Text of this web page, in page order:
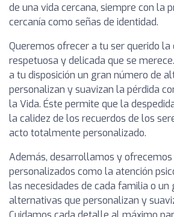
de una vida cercana, siempre con la
cercanía como señas de identidad.
Queremos ofrecer a tu ser querido la
respetuosa y delicada que se
a tu disposición un gran número de
personalizan y suavizan la pérdida
la Vida. Éste permite que la
la calidez de los recuerdos de los
acto totalmente personalizado.
Además, desarrollamos y
personalizados como la atención
las necesidades de cada familia o un
alternativas que personalizan y